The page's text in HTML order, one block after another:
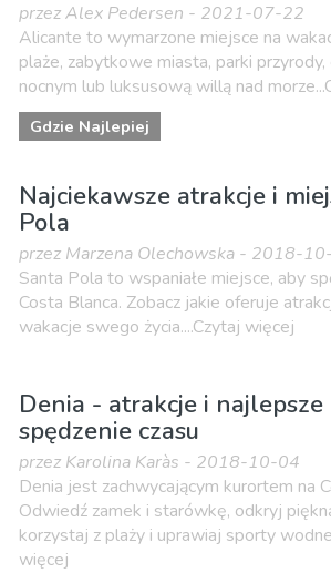
przez Alex Pedersen - 2021-07-22
Alicante to wymarzone miejsce na
plaże, zabytkowe miasta, parki przyrody,
nocnym lub luksusową willą nad
Gdzie Najlepiej
Najciekawsze atrakcje i
Pola
przez Marzena Olechowska - 2018-
Santa Pola to wspaniałe miejsce, aby
Costa Blanca. Zobacz jakie oferuje
wakacje swego życia....Czytaj więcej
Denia - atrakcje i najlepsze
spędzenie czasu
przez Karolina Karàs - 2018-10-04
Denia jest zachwycającym kurortem na
Odwiedź zamek i starówkę, odkryj
korzystaj z plaży i uprawiaj sporty
więcej